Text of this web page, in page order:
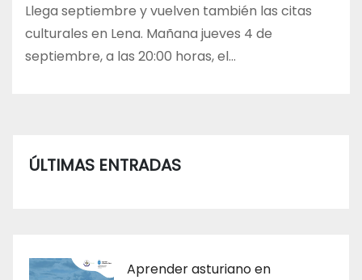
Llega septiembre y vuelven también las citas
culturales en Lena. Mañana jueves 4 de
septiembre, a las 20:00 horas, el…
ÚLTIMAS ENTRADAS
Aprender asturiano en